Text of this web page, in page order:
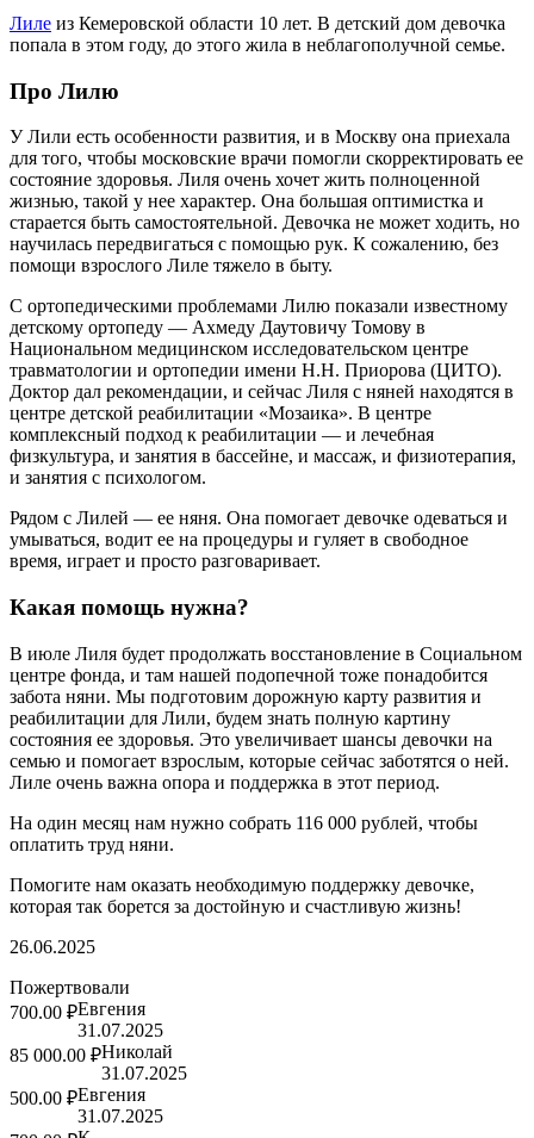
Лиле из Кемеровской области 10 лет. В детский дом девочка
попала в этом году, до этого жила в неблагополучной семье.
Про Лилю
У Лили есть особенности развития, и в Москву она приехала
для того, чтобы московские врачи помогли скорректировать ее
состояние здоровья. Лиля очень хочет жить полноценной
жизнью, такой у нее характер. Она большая оптимистка и
старается быть самостоятельной. Девочка не может ходить, но
научилась передвигаться с помощью рук. К сожалению, без
помощи взрослого Лиле тяжело в быту.
С ортопедическими проблемами Лилю показали известному
детскому ортопеду — Ахмеду Даутовичу Томову в
Национальном медицинском исследовательском центре
травматологии и ортопедии имени Н.Н. Приорова (ЦИТО).
Доктор дал рекомендации, и сейчас Лиля с няней находятся в
центре детской реабилитации «Мозаика». В центре
комплексный подход к реабилитации — и лечебная
физкультура, и занятия в бассейне, и массаж, и физиотерапия,
и занятия с психологом.
Рядом с Лилей — ее няня. Она помогает девочке одеваться и
умываться, водит ее на процедуры и гуляет в свободное
время, играет и просто разговаривает.
Какая помощь нужна?
В июле Лиля будет продолжать восстановление в Социальном
центре фонда, и там нашей подопечной тоже понадобится
забота няни. Мы подготовим дорожную карту развития и
реабилитации для Лили, будем знать полную картину
состояния ее здоровья. Это увеличивает шансы девочки на
семью и помогает взрослым, которые сейчас заботятся о ней.
Лиле очень важна опора и поддержка в этот период.
На один месяц нам нужно собрать 116 000 рублей, чтобы
оплатить труд няни.
Помогите нам оказать необходимую поддержку девочке,
которая так борется за достойную и счастливую жизнь!
26.06.2025
Пожертвовали
700.00 ₽Евгения
31.07.2025
85 000.00 ₽Николай
31.07.2025
500.00 ₽Евгения
31.07.2025